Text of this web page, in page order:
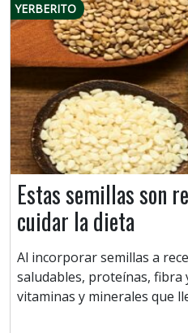
YERBERITO
Estas semillas son
cuidar la dieta
Al incorporar semillas a
saludables, proteínas, fibra
vitaminas y minerales que